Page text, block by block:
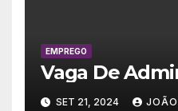
EMPREGO
Vaga De
SET 21, 2024 JOÃO